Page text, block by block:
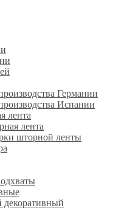
Германии
Испании
лента
лента
шторной ленты